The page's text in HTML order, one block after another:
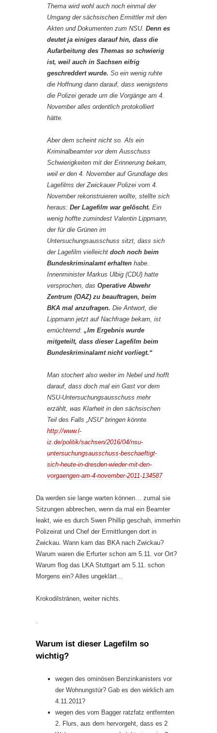
Thema wird wohl auch noch einmal der
Umgang der sächsischen Ermittler mit den
Akten und Dokumenten zum NSU. Denn es
deutet ja einiges darauf hin, dass die
Aufarbeitung des Themas so schwierig
ist, weil auch in Sachsen eifrig
geschreddert wurde. So ein wenig ruhte
die Hoffnung dann darauf, dass wenigstens
die Polizei gerade um die Vorgänge am 4.
November alles ordentlich protokolliert
hätte.
Aber dem scheint nicht so. Als ein
Kriminalbeamter vor dem Ausschuss
Schwierigkeiten mit der Erinnerung bekam,
weil er den 4. November auf Grundlage des
Lagefilms der Zwickauer Polizei vom 4.
November rekonstruieren wollte, stellte sich
heraus: Der Lagefilm war gelöscht. Ein
wenig hoffte zumindest Valentin Lippmann,
der für die Grünen im
Untersuchungsausschuss sitzt, dass sich
der Lagefilm vielleicht doch noch beim
Bundeskriminalamt erhalten habe.
Innenminister Markus Ulbig (CDU) hatte
versprochen, das Operative Abwehr
Zentrum (OAZ) zu beauftragen, beim
BKA mal anzufragen. Die Antwort, die
Lippmann jetzt auf Nachfrage bekam, ist
ernüchternd: „Im Ergebnis wurde
mitgeteilt, dass dieser Lagefilm beim
Bundeskriminalamt nicht vorliegt.“
Man stochert also weiter im Nebel und hofft
darauf, dass doch mal ein Gast vor dem
NSU-Untersuchungsausschuss mehr
erzählt, was Klarheit in den sächsischen
Teil des Falls „NSU“ bringen könnte.
http://www.l-
iz.de/politik/sachsen/2016/04/nsu-
untersuchungsausschuss-beschaeftigt-
sich-heute-in-dresden-wieder-mit-den-
vorgaengen-am-4-november-2011-134587
Da werden sie lange warten können… zumal sie
Sitzungen abbrechen, wenn da mal ein Beamter
leakt, wie es durch Swen Phillip geschah, immerhin
Polizeirat und Chef der Ermittlungen dort in
Zwickau. Wann kam das BKA nach Zwickau?
Warum waren die Erfurter schon am 5.11. vor Ort?
Warum flog das LKA Stuttgart am 5.11. schon
Morgens ein? Alles ungeklärt…
Krokodilstränen, weiter nichts.
.
Warum ist dieser Lagefilm so
wichtig?
wegen des ominösen Benzinkanisters vor
der Wohnungstür? Gab es den wirklich am
4.11.2011?
wegen des vom Bagger ratzfatz entfernten
2. Flurs, aus dem hervorgeht, dass es 2